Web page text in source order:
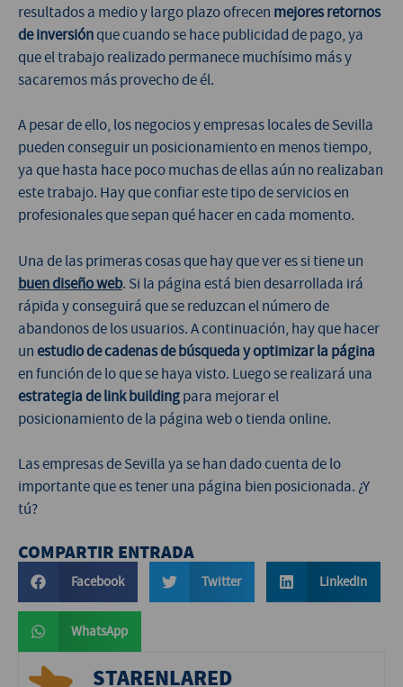
resultados a medio y largo plazo ofrecen mejores retornos
de inversiónque cuando se hace publicidad de pago, ya
que el trabajo realizado permanece muchísimo más y
sacaremos más provecho de él.
A pesar de ello, los negocios y empresas locales de Sevilla
pueden conseguir un posicionamiento en menos tiempo,
ya que hasta hace poco muchas de ellas aún no realizaban
este trabajo. Hay que confiar este tipo de servicios en
profesionales que sepan qué hacer en cada momento.
Una de las primeras cosas que hay que ver es si tiene un
buen diseño web. Si la página está bien desarrollada irá
rápida y conseguirá que se reduzcan el número de
abandonos de los usuarios. A continuación, hay que hacer
unestudio de cadenas de búsqueda y optimizar la página
en función de lo que se haya visto. Luego se realizará una
estrategia de link buildingpara mejorar el
posicionamiento de la página web o tienda online.
Las empresas de Sevilla ya se han dado cuenta de lo
importante que es tener una página bien posicionada. ¿Y
tú?
COMPARTIR ENTRADA
Facebook Twitter LinkedIn
WhatsApp
STARENLARED